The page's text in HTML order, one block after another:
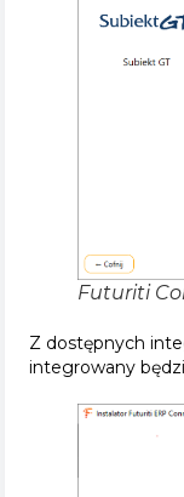
Futuriti
Z dostępnych
integrowany